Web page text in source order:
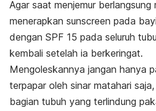
Agar saat menjemur berlangsung
menerapkan sunscreen pada
dengan SPF 15 pada seluruh
kembali setelah ia berkeringat.
Mengoleskannya jangan hanya
terpapar oleh sinar matahari
bagian tubuh yang terlindung